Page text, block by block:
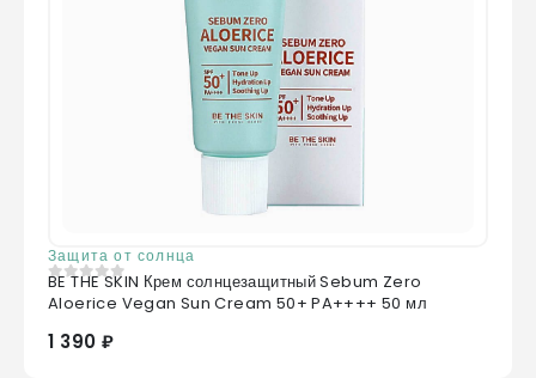
Защита от солнца
0из 5
BE THE SKIN Крем солнцезащитный Sebum Zero
Aloerice Vegan Sun Cream 50+ PA++++ 50 мл
1 390 ₽